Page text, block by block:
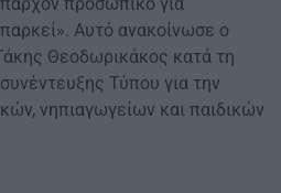
προσωπικό για
Αυτό ανακοίνωσε ο
Θεοδωρικάκος κατά τη
Τύπου για την
νηπιαγωγείων και παιδικών